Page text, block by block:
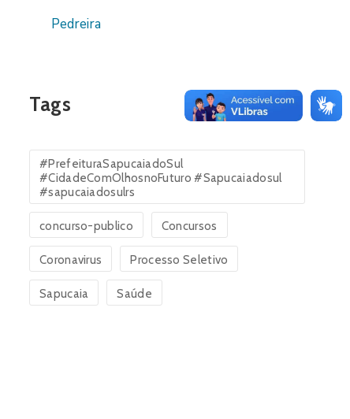
Pedreira
Tags
#PrefeituraSapucaiadoSul
#CidadeComOlhosnoFuturo #Sapucaiadosul
#sapucaiadosulrs
concurso-publico Concursos
Coronavirus Processo Seletivo
Sapucaia Saúde